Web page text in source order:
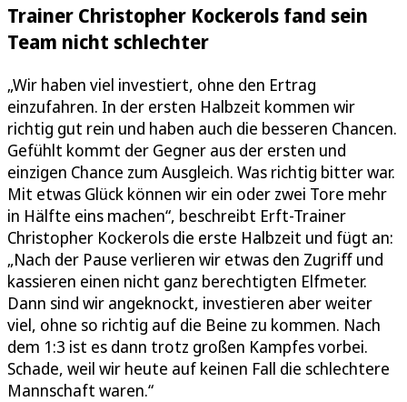
Trainer Christopher Kockerols fand sein
Team nicht schlechter
„Wir haben viel investiert, ohne den Ertrag
einzufahren. In der ersten Halbzeit kommen wir
richtig gut rein und haben auch die besseren Chancen.
Gefühlt kommt der Gegner aus der ersten und
einzigen Chance zum Ausgleich. Was richtig bitter war.
Mit etwas Glück können wir ein oder zwei Tore mehr
in Hälfte eins machen“, beschreibt Erft-Trainer
Christopher Kockerols die erste Halbzeit und fügt an:
„Nach der Pause verlieren wir etwas den Zugriff und
kassieren einen nicht ganz berechtigten Elfmeter.
Dann sind wir angeknockt, investieren aber weiter
viel, ohne so richtig auf die Beine zu kommen. Nach
dem 1:3 ist es dann trotz großen Kampfes vorbei.
Schade, weil wir heute auf keinen Fall die schlechtere
Mannschaft waren.“